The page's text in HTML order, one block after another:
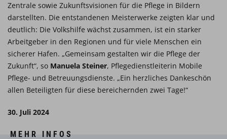
Zentrale sowie Zukunftsvisionen für die Pflege in Bildern
darstellten. Die entstandenen Meisterwerke zeigten klar und
deutlich: Die Volkshilfe wächst zusammen, ist ein starker
Arbeitgeber in den Regionen und für viele Menschen ein
sicherer Hafen. „Gemeinsam gestalten wir die Pflege der
Zukunft“, so Manuela Steiner, Pflegedienstleiterin Mobile
Pflege- und Betreuungsdienste. „Ein herzliches Dankeschön
allen Beteiligten für diese bereichernden zwei Tage!“
30. Juli 2024
MEHR INFOS